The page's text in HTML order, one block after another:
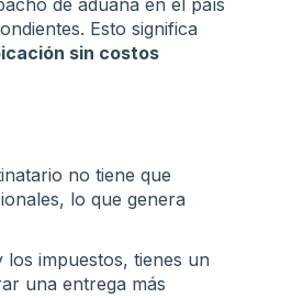
de aduana en el país
Esto significa
sin costos
no tiene que
lo que genera
impuestos, tienes un
una entrega más